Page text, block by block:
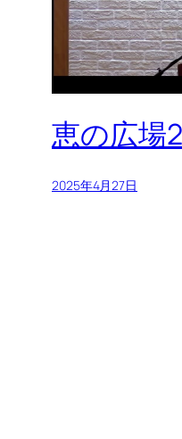
恵の広場
2025年4月27日